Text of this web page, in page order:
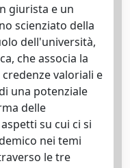
giurista e un
scienziato della
dell'università,
che associa la
valoriali e
una potenziale
delle
su cui ci si
nei temi
le tre